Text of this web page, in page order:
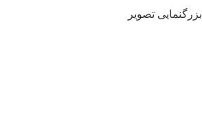
بزرگنمایی تصویر